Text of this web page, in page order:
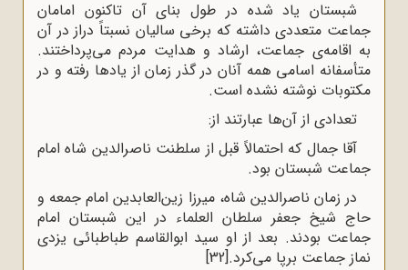
شبستان یاد شده در طول بنای آن تاکنون امامان
جماعت متعددی داشته که برخی سالیان نسبتاً‌ دراز در آن
به اقامه‌ی جماعت، ارشاد و هدایت مردم می‌پرداختند.
متأسفانه اسامی همه آنان در گذر زمان از یادها رفته و در
مکتوبات نوشته نشده است.
تعدادی از آن‌ها عبارتند از:
آقا جمال که احتمالاً‌ قبل از سلطنت ناصرالدین شاه امام
جماعت شبستان بود.
در زمان ناصرالدین شاه،‌ میرزا زین‌العابدین امام جمعه و
حاج شیخ جعفر سلطان ‌العلماء در این شبستان امام
جماعت بودند. بعد از او سید ابوالقاسم طباطبائی یزدی
نماز جماعت برپا می‌کرد.[32]